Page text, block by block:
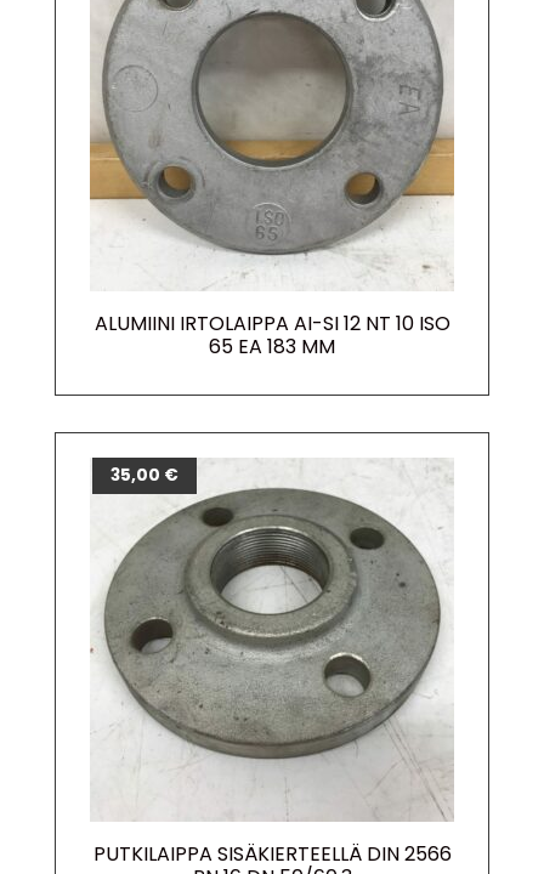
ALUMIINI IRTOLAIPPA AI-SI 12 NT 10 ISO
65 EA 183 MM
PUTKILAIPPA SISÄKIERTEELLÄ DIN 2566
35,00 €